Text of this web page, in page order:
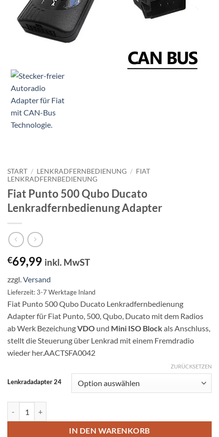
START / LENKRADFERNBEDIENUNG / FIAT
LENKRADFERNBEDIENUNG
Fiat Punto 500 Qubo Ducato
Lenkradfernbedienung Adapter
€69,99 inkl. MwST
zzgl. Versand
Lieferzeit: 3-7 Werktage Inland
Fiat Punto 500 Qubo Ducato Lenkradfernbedienung
Adapter für Fiat Punto, 500, Qubo, Ducato mit dem Radios
ab Werk BezeichungVDO und Mini ISO Blockals Anschluss,
stellt die Steuerung über Lenkrad mit einem Fremdradio
wieder her.AACTSFA0042
Lenkradadapter 24
ZURÜCKSETZEN
IN DEN WARENKORB